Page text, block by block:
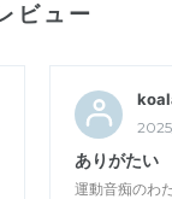
ビュー
ありがたい
運動音痴のわ